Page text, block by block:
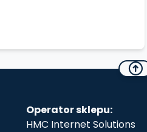
Operator sklepu:
HMC Internet Solutions